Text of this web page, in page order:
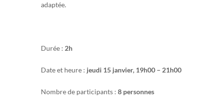
adaptée.
Durée : 2h
Date et heure : jeudi 15 janvier, 19h00 – 21h00
Nombre de participants : 8 personnes